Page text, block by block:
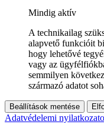
Mindig aktív
A technikailag
alapvető funkcióit
hogy lehetővé
vagy az
semmilyen
származó adatot
Beállítások mentése
Adatvédelemi